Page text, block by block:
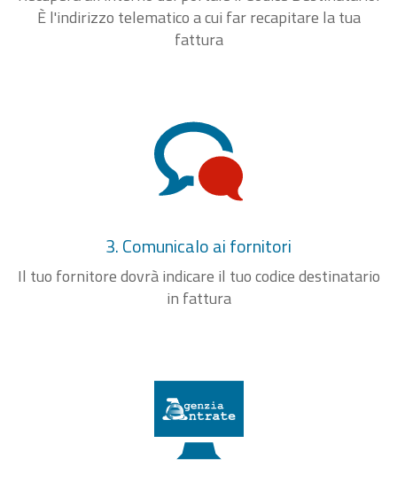
È l'indirizzo telematico a cui far recapitare la tua
fattura
3. Comunicalo ai fornitori
Il tuo fornitore dovrà indicare il tuo codice destinatario
in fattura